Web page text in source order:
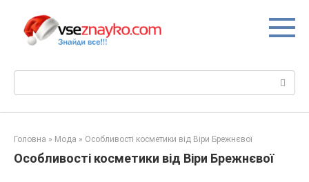
вмісту
Головна » Мода » Особливості косметики від Віри Брежнєвої
Особливості косметики від Віри Брежнєвої